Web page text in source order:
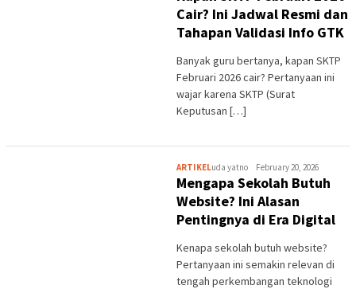
Cair? Ini Jadwal Resmi dan
Tahapan Validasi Info GTK
Banyak guru bertanya, kapan SKTP
Februari 2026 cair? Pertanyaan ini
wajar karena SKTP (Surat
Keputusan […]
ARTIKELuda yatno February 20, 2026
Mengapa Sekolah Butuh
Website? Ini Alasan
Pentingnya di Era Digital
Kenapa sekolah butuh website?
Pertanyaan ini semakin relevan di
tengah perkembangan teknologi